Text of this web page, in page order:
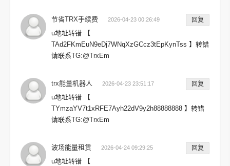
节省TRX手续费 2026-04-23 00:26:49 回复
u地址转错 【
TAd2FKmEuN9eDj7WNqXzGCcz3tEpKynTss 】转错
请联系TG:@TrxEm
trx能量机器人 2026-04-23 23:51:17 回复
u地址转错 【
TYmzaYV7t1xRFE7Ayh22dV9y2h88888888 】转错
请联系TG:@TrxEm
波场能量租赁 2026-04-24 09:29:25 回复
u地址转错 【